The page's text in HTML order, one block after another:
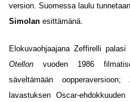
version. Suomessa laulu
Simolan esittämänä.
Elokuvaohjaajana Zeffirelli
Otellon vuoden 1986
säveltämään
lavastuksen Oscar-